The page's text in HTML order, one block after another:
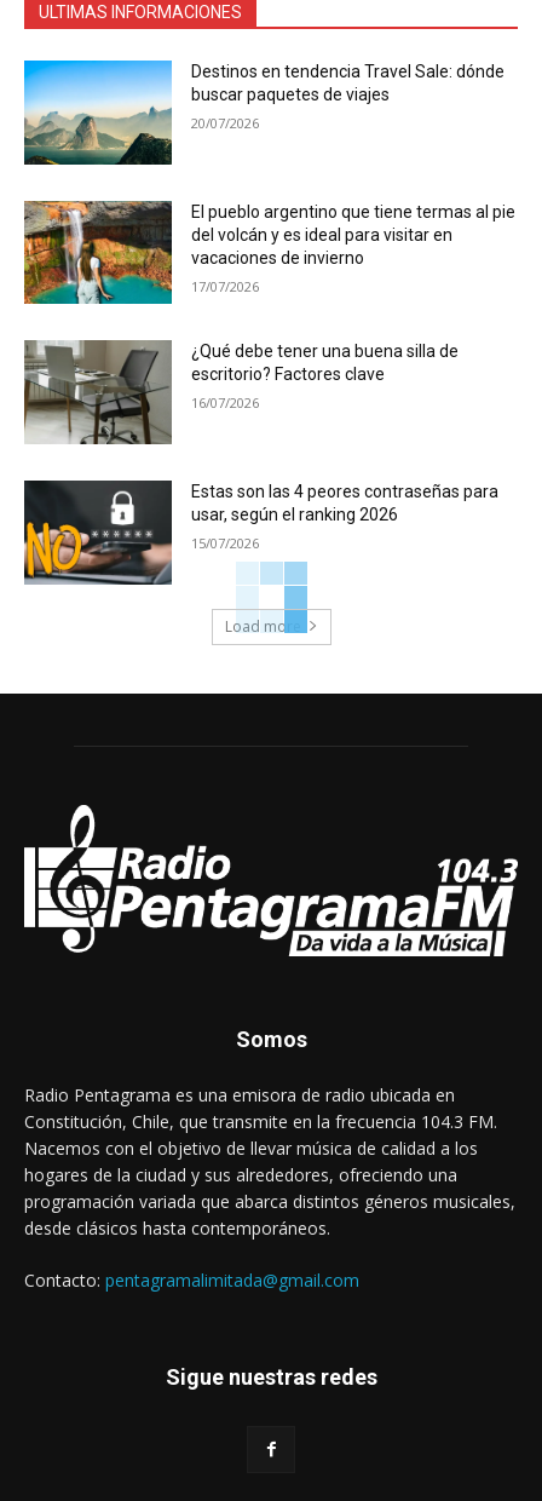
ULTIMAS INFORMACIONES
Destinos en tendencia Travel Sale: dónde
buscar paquetes de viajes
20/07/2026
El pueblo argentino que tiene termas al pie
del volcán y es ideal para visitar en
vacaciones de invierno
17/07/2026
¿Qué debe tener una buena silla de
escritorio? Factores clave
16/07/2026
Estas son las 4 peores contraseñas para
usar, según el ranking 2026
15/07/2026
Load more
Somos
Radio Pentagrama es una emisora de radio ubicada en
Constitución, Chile, que transmite en la frecuencia 104.3 FM.
Nacemos con el objetivo de llevar música de calidad a los
hogares de la ciudad y sus alrededores, ofreciendo una
programación variada que abarca distintos géneros musicales,
desde clásicos hasta contemporáneos.
Contacto: pentagramalimitada@gmail.com
Sigue nuestras redes